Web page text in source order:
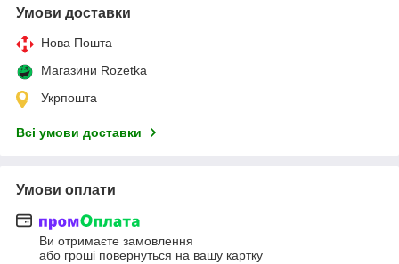
Умови доставки
Нова Пошта
Магазини Rozetka
Укрпошта
Всі умови доставки
Умови оплати
Ви отримаєте замовлення
або гроші повернуться на вашу картку